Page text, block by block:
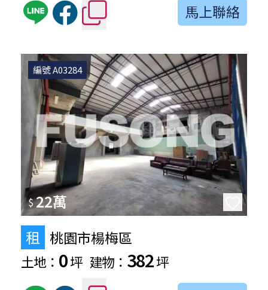
馬上聯絡
編號 A03284
$22萬
租 桃園市楊梅區
土地： 0坪 建物： 382坪